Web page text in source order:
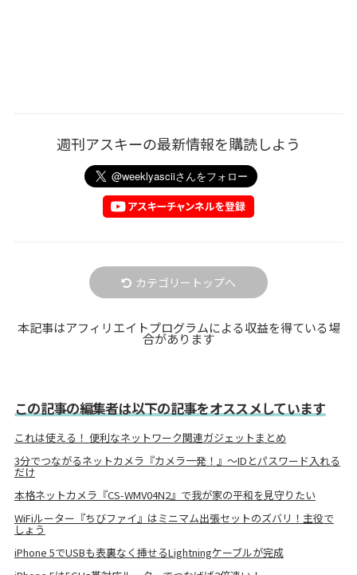
週刊アスキーの最新情報を購読しよう
カテゴリートップへ
本記事はアフィリエイトプログラムによる収益を得ている場
合があります
この記事の編集者は以下の記事をオススメしています
これは使える！ 便利なネットワーク関連ガジェットまとめ
3分でつながるネットカメラ『カメラ一発！』～IDとパスワード入れる
だけ
本格ネットカメラ『CS-WMV04N2』で我が家の平和を見守りたい
WiFiルーター『ちびファイ』はミニマム出張セットのズバリ！主役で
しょう
iPhone 5でUSBも表裏なく挿せるLightningケーブルが完成